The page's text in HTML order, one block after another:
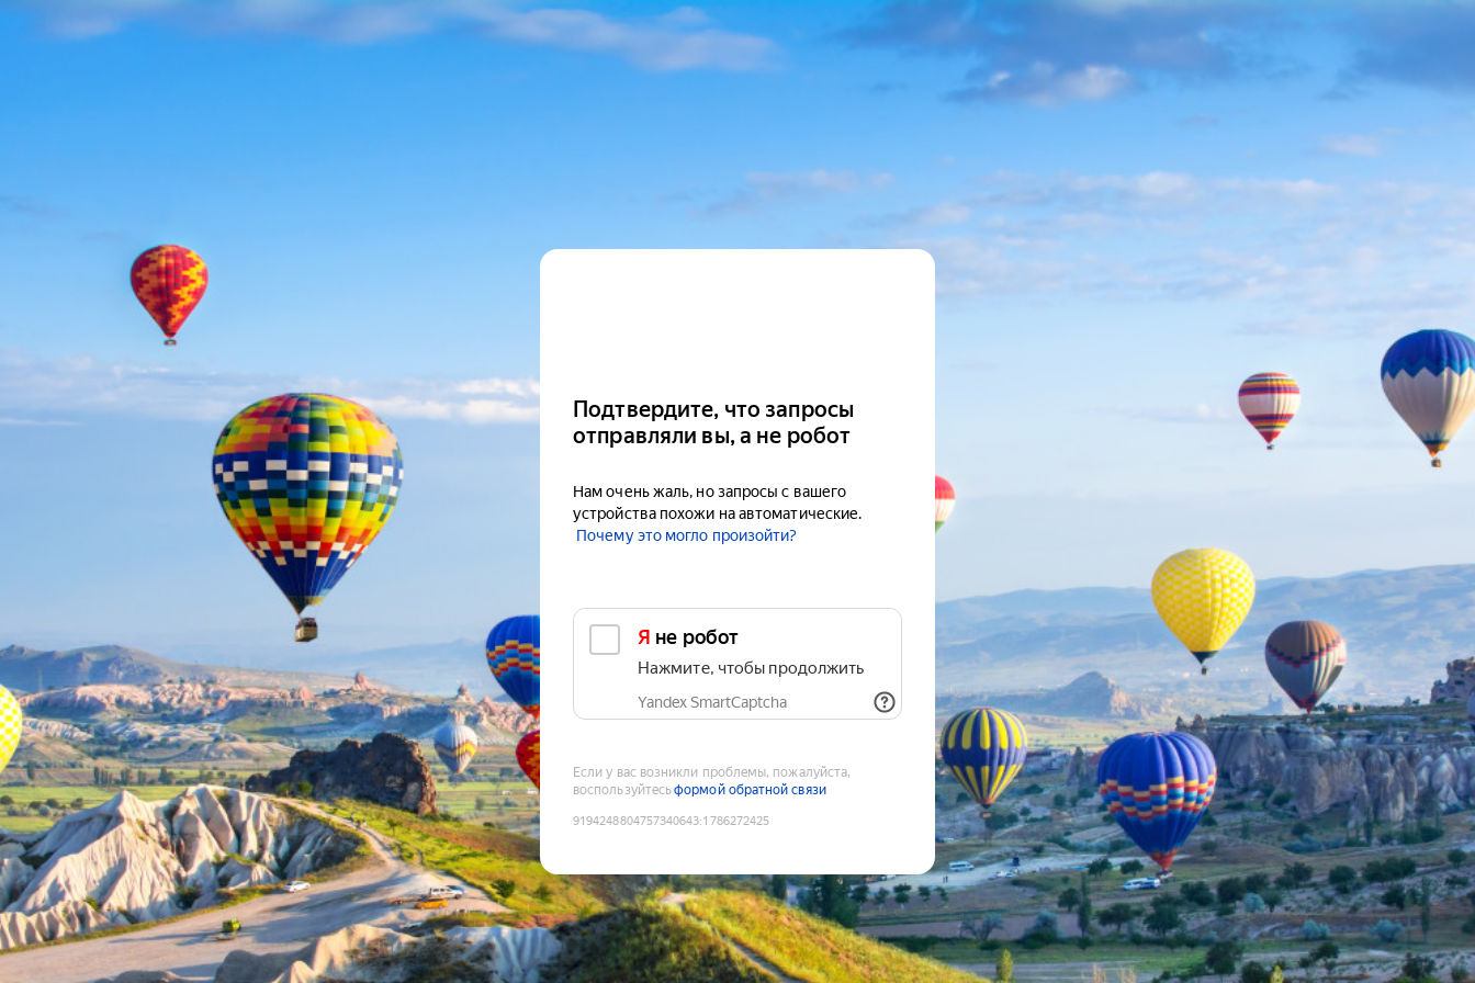
Подтвердите, что запросы
отправляли вы, а не робот
Нам очень жаль, но запросы с вашего
устройства похожи на автоматические.
Почему это могло произойти?
Я не робот
Нажмите, чтобы продолжить
Yandex SmartCaptcha
Если у вас возникли проблемы, пожалуйста,
воспользуйтесьформой обратной связи
9194248804757340643:1786272425